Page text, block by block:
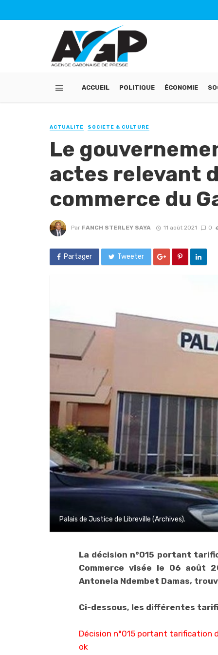
ACCUEIL POLITIQUE ÉCONOMIE
ACTUALITÉ SOCIÉTÉ & CULTURE
Le
actes relevant
commerce du
Par FANCH STERLEY SAYA 11 août 2021 0
Partager Tweeter
Palais de Justice de Libreville (Archives).
La décision n°015 portant
Commerce visée le 06 août
Antonela Ndembet Damas,
Ci-dessous, les différentes
Décision n°015 portant tarification
ok